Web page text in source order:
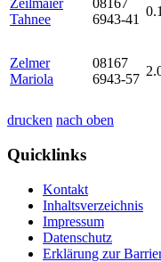
Zeilmaier
Tahnee
08167
6943-41
Zelmer
Mariola
08167
6943-57
drucken nach oben
Quicklinks
Kontakt
Inhaltsverzeichnis
Impressum
Datenschutz
Erklärung zur